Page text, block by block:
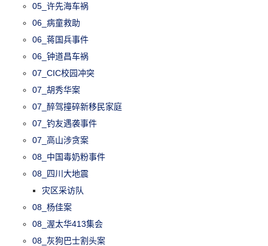
05_许先海车祸
06_病童救助
06_蒋国兵事件
06_钟道昌车祸
07_CIC校园冲突
07_胡秀华案
07_醉驾撞碎新移民家庭
07_钓友遇袭事件
07_高山涉贪案
08_中国毒奶粉事件
08_四川大地震
灾区采访队
08_杨佳案
08_渥太华413集会
08_灰狗巴士割头案